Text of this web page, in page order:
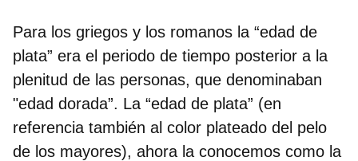
Para los griegos y los romanos la “edad de
plata” era el periodo de tiempo posterior a la
plenitud de las personas, que denominaban
"edad dorada”. La “edad de plata” (en
referencia también al color plateado del pelo
de los mayores), ahora la conocemos como la